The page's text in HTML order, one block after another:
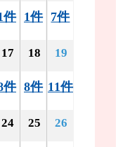
件 1件 7件
17
件
18
8件
19
11件
24 25 26